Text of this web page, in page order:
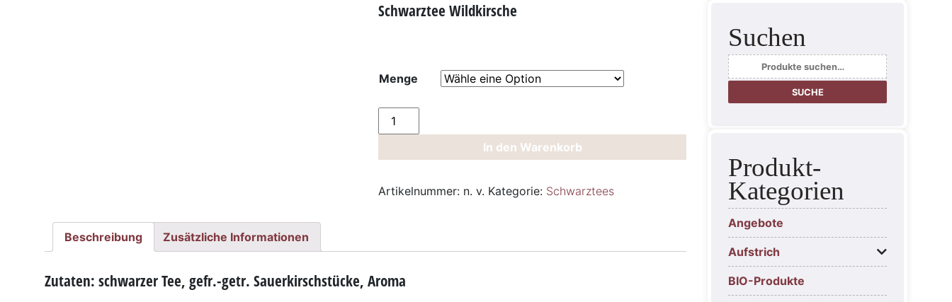
Schwarztee Wildkirsche
Menge
Schwarztee
Wildkirsche
In den Warenkorb
Artikelnummer: n. v. Kategorie: Schwarztees
Beschreibung Zusätzliche Informationen
Zutaten: schwarzer Tee, gefr.-getr. Sauerkirschstücke, Aroma
Suchen
Suche
nach:
SUCHE
Produkt-
Kategorien
Angebote
Aufstrich
BIO-Produkte